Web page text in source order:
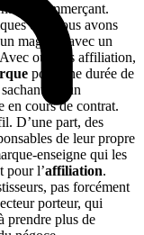
commerçant.
que nous avons
magasin avec un
ou sans affiliation,
pour une durée de
qu’un
en cours de contrat.
D’une part, des
de leur propre
enseigne qui les
pour l’affiliation.
pas forcément
porteur, qui
prendre plus de